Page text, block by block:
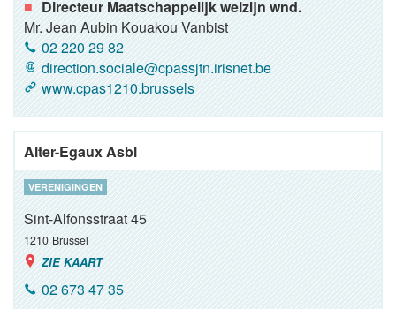
Directeur Maatschappelijk welzijn wnd.
Mr. Jean Aubin Kouakou Vanbist
02 220 29 82
direction.sociale@cpassjtn.irisnet.be
www.cpas1210.brussels
Alter-Egaux Asbl
VERENIGINGEN
Sint-Alfonsstraat 45
1210 Brussel
ZIE KAART
02 673 47 35